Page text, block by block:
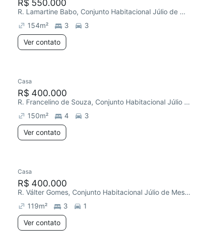
R$ 550.000
R. Lamartine Babo, Conjunto Habitacional Júlio de Mesquita Filho
154m² 3
3
Ver contato
Casa
R$ 400.000
R. Francelino de Souza, Conjunto Habitacional Júlio de Mesquita Filho
150m² 4
3
Ver contato
Casa
R$ 400.000
R. Válter Gomes, Conjunto Habitacional Júlio de Mesquita Filho
119m² 3
1
Ver contato